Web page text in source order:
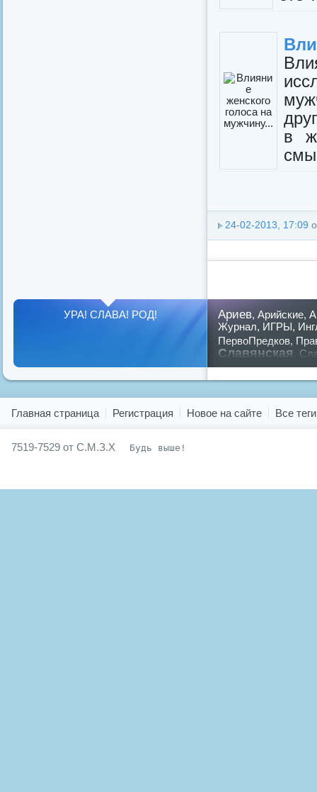
в
24-02-2013, 17:09
Ариев, Арийские,
Журнал, ИГРЫ,
ПервоПредков,
Славянская
русский,славян
УРА! СЛАВА! РОД!
Главная страница Регистрация Новое на сайте Все теги
7519-7529 от С.М.З.Х Будь выше!